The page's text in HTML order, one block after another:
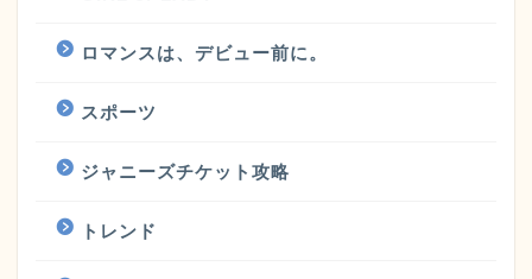
ロマンスは、デビュー前に。
スポーツ
ジャニーズチケット攻略
トレンド